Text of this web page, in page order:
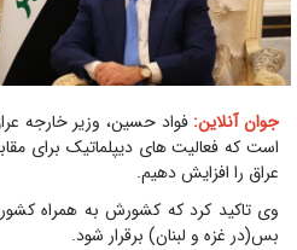
جوان آنلاین: فواد حسین، وزیر خارجه
است که فعالیت های دیپلماتیک برای
عراق را افزایش دهیم.
وی تاکید کرد که کشورش به همراه
بس(در غزه و لبنان) برقرار شود.